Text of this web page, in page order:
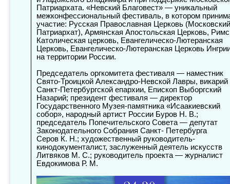
Патриархата. «Невский Благовест» — уникальный
межконфессиональный фестиваль, в котором
участие: Русская Православная Церковь (Московский
Патриархат), Армянская Апостольская Церковь,
Католическая церковь, Евангелическо-Лютеранская
Церковь, Евангелическо-Лютеранская Церковь
на территории России.
Председатель оргкомитета фестиваля — наместник
Свято-Троицкой Александро-Невской Лавры, викарий
Санкт-Петербургской епархии, Епископ Выборгский
Назарий; президент фестиваля — директор
Государственного Музея-памятника «Исаакиевский
собор», народный артист России Буров Н. В.;
председатель Попечительского Совета — депутат
Законодательного Собрания Санкт- Петербурга
Серов К. Н.; художественный руководитель-
кинодокументалист, заслуженный деятель искусств
Литвяков М. С.; руководитель проекта — журналист
Евдокимова Р. М.